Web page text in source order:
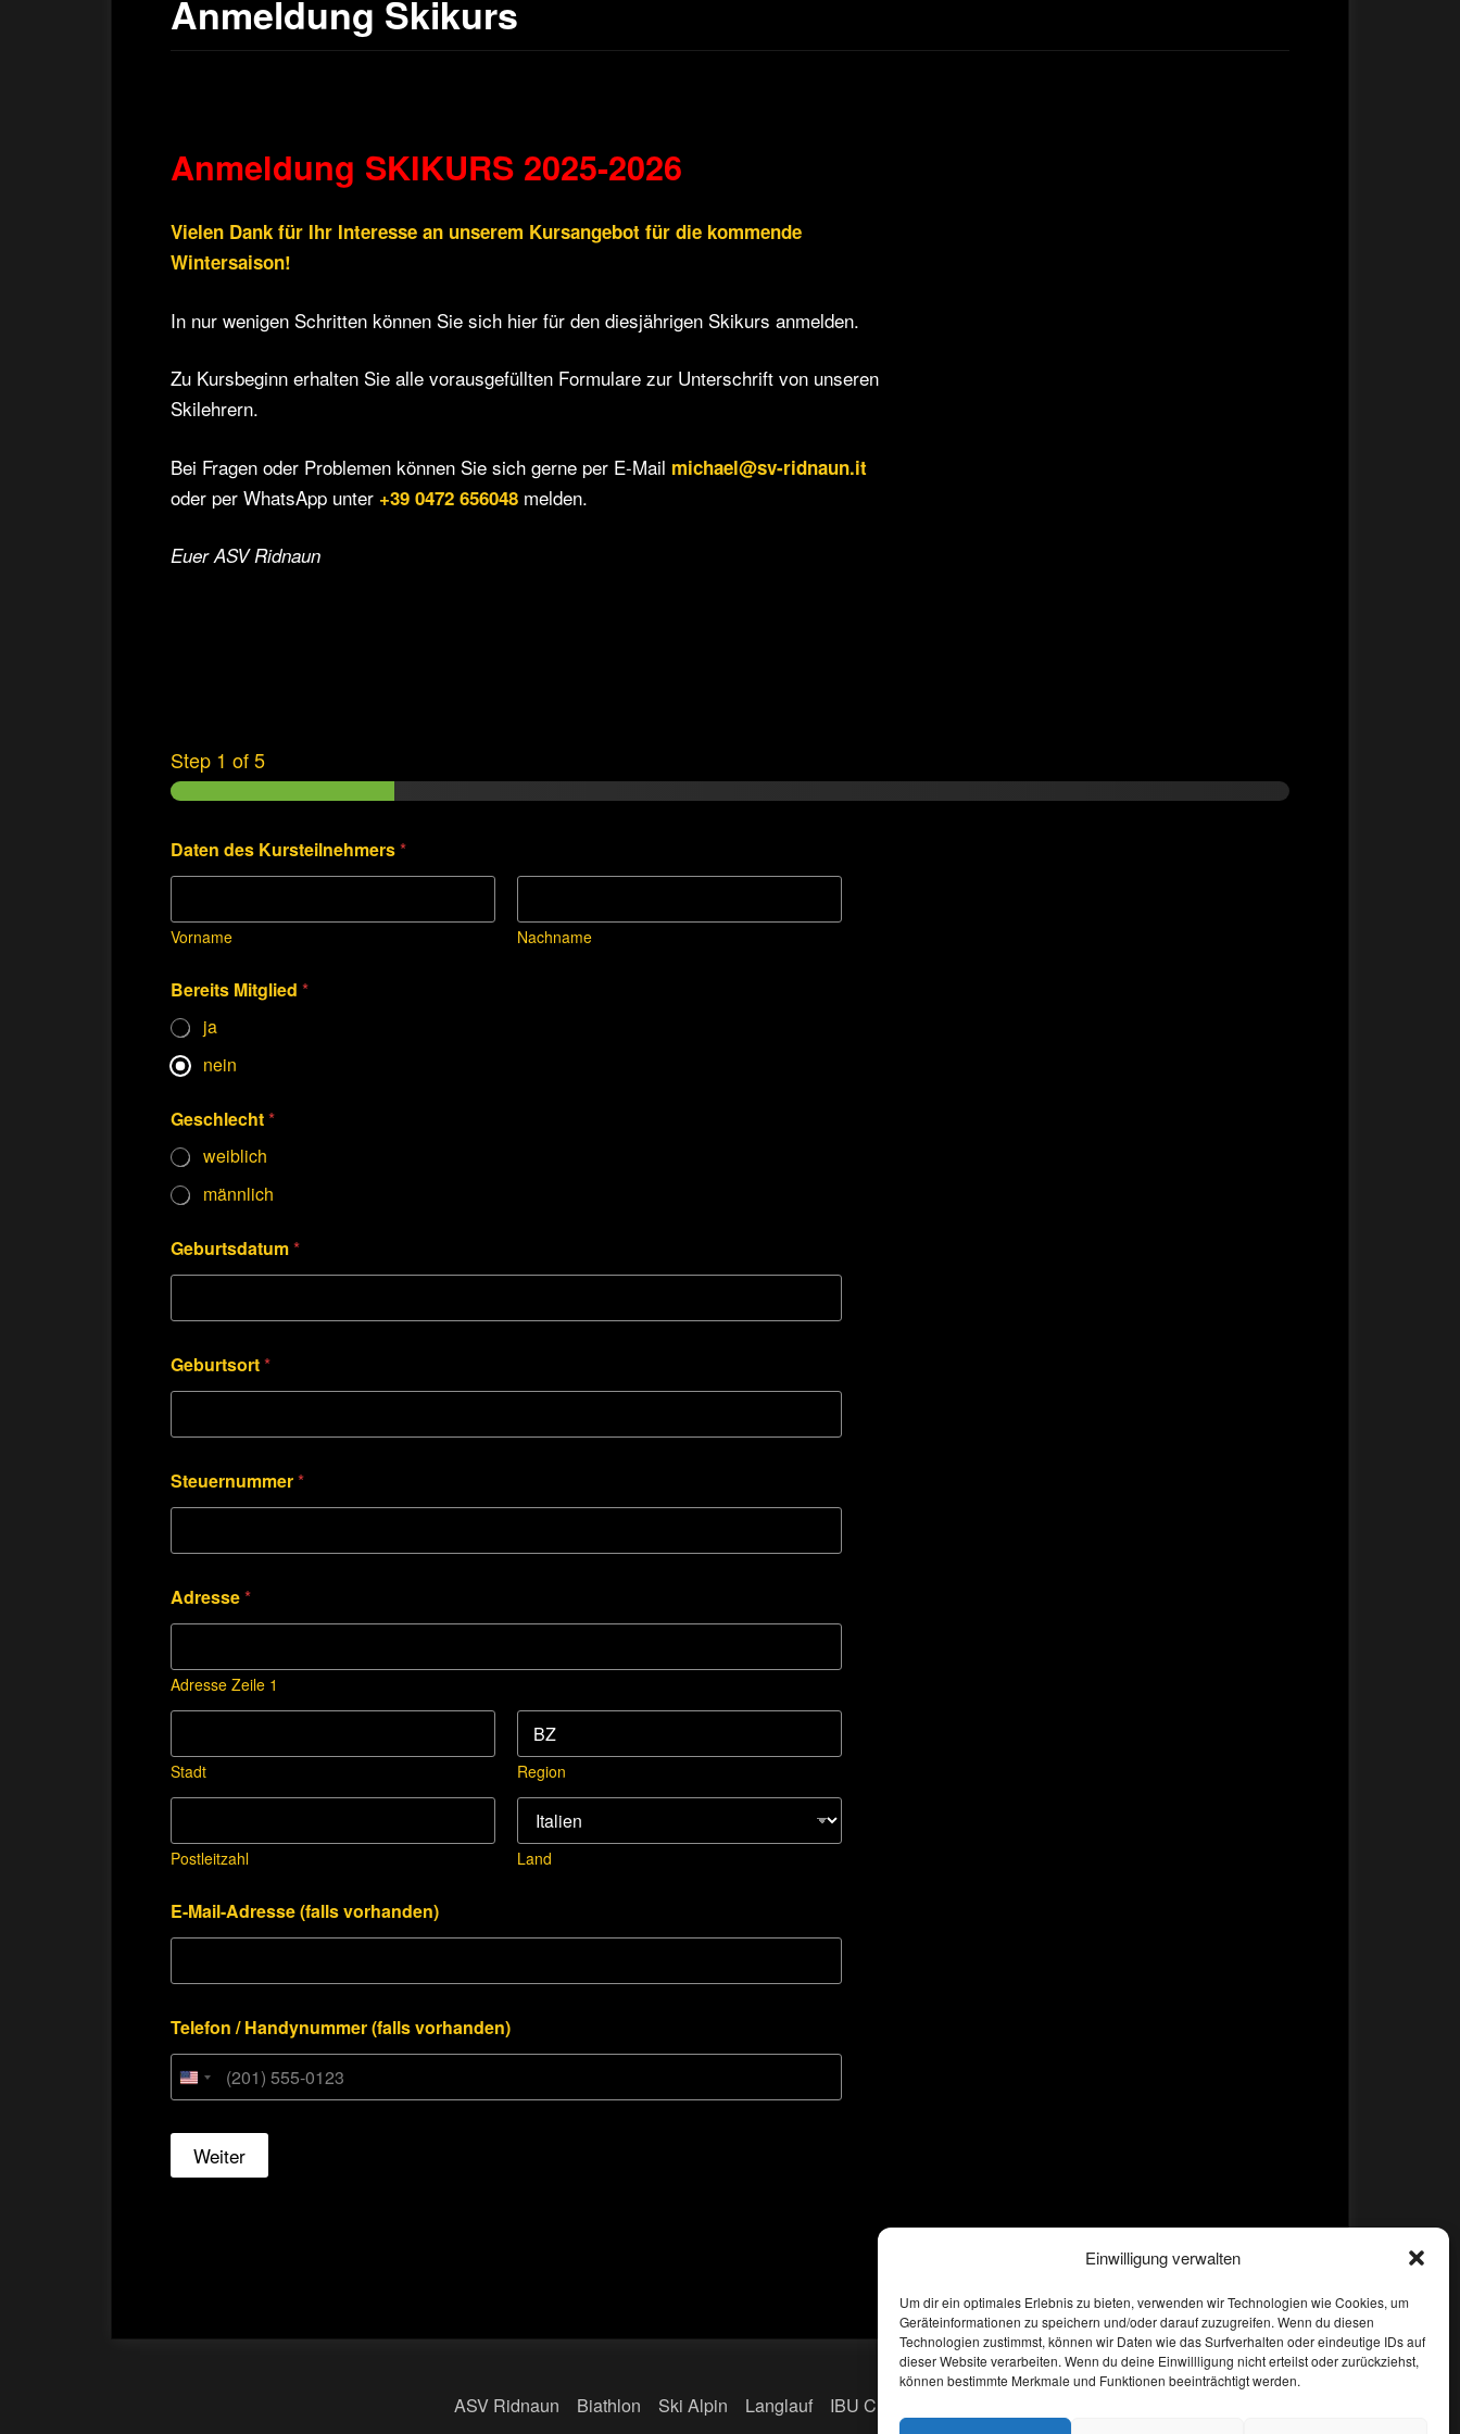
Einwilligung verwalten
Um dir ein optimales Erlebnis zu bieten, verwenden wir Technologien wie Cookies, um
Geräteinformationen zu speichern und/oder darauf zuzugreifen. Wenn du diesen
Technologien zustimmst, können wir Daten wie das Surfverhalten oder eindeutige IDs auf
dieser Website verarbeiten. Wenn du deine Einwillligung nicht erteilst oder zurückziehst,
können bestimmte Merkmale und Funktionen beeinträchtigt werden.
Anmeldung Skikurs
Anmeldung SKIKURS 2025-2026
Vielen Dank für Ihr Interesse an unserem Kursangebot für die kommende
Wintersaison!
In nur wenigen Schritten können Sie sich hier für den diesjährigen Skikurs anmelden.
Zu Kursbeginn erhalten Sie alle vorausgefüllten Formulare zur Unterschrift von unseren
Skilehrern.
Bei Fragen oder Problemen können Sie sich gerne per E-Mail michael@sv-ridnaun.it
oder per WhatsApp unter +39 0472 656048 melden.
Euer ASV Ridnaun
Step 1 of 5
Daten des Kursteilnehmers*
Vorname Nachname
Bereits Mitglied *
ja
nein
Geschlecht*
weiblich
männlich
Geburtsdatum*
Geburtsort*
Steuernummer*
Adresse*
Adresse Zeile 1
Stadt Region
Postleitzahl Land
E-Mail-Adresse (falls vorhanden)
Telefon / Handynummer (falls vorhanden)
Weiter
ASV Ridnaun Biathlon Ski Alpin Langlauf IBU CUP